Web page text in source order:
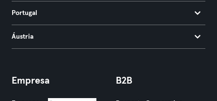
Portugal
Áustria
Empresa B2B